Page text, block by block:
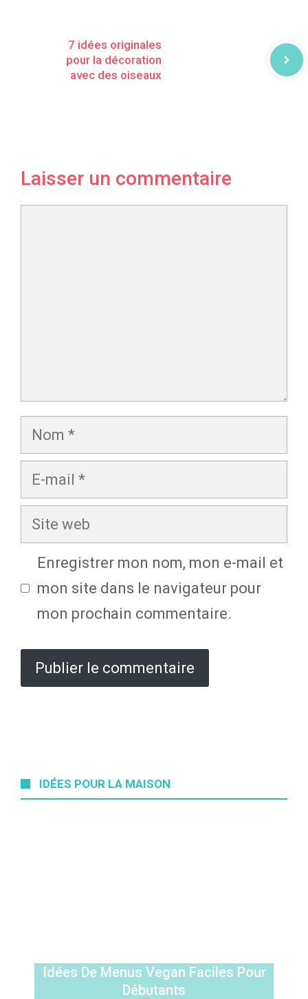
7 idées originales
pour la décoration
avec des oiseaux
Laisser un commentaire
Nom
E-
mail
Site
web
Enregistrer mon nom, mon e-mail et
mon site dans le navigateur pour
mon prochain commentaire.
IDÉES POUR LA MAISON
Idées De Menus Vegan Faciles Pour
Débutants